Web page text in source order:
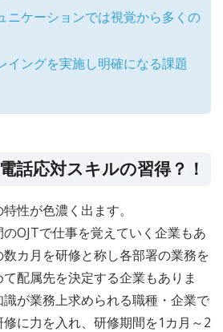
ニケーションでは視覚から多くの
イングを実施し明確になる課題
話応対スキルの習得？！
性が色濃く出ます。
OJTで仕事を覚えていく企業もあ
カ月を研修と称し各部署の業務を
配属先を決定する企業もありま
が業務上求められる職種・企業で
に力を入れ、研修期間を1カ月～2